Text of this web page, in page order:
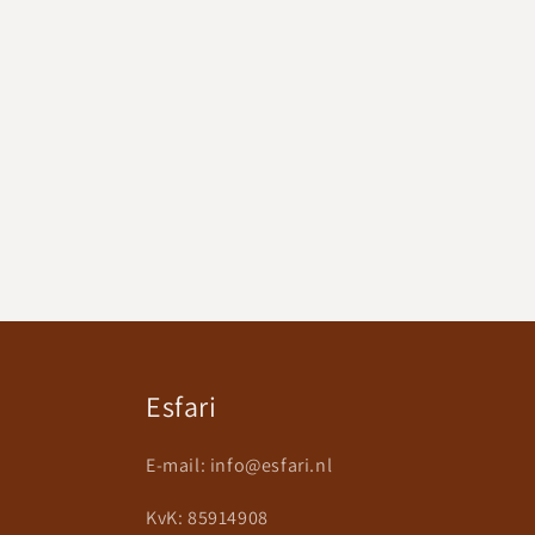
Esfari
E-mail: info@esfari.nl
KvK: 85914908